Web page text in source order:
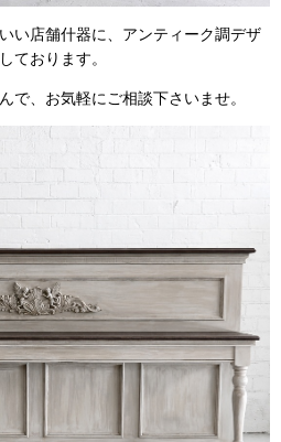
い店舗什器に、アンティーク調デザ
ております。
で、お気軽にご相談下さいませ。